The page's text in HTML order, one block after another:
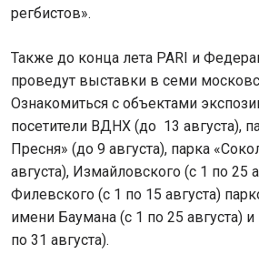
регбистов».
Также до конца лета PARI и
проведут выставки в семи
Ознакомиться с объектами
посетители ВДНХ (до 13 августа),
Пресня» (до 9 августа), парка
августа), Измайловского (с 1 по 25
Филевского (с 1 по 15 августа)
имени Баумана (с 1 по 25 августа)
по 31 августа).